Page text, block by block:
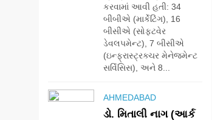
કરવામાં આવી હતી: 34
બીબીએ (માર્કેટિંગ), 16
બીસીએ (સોફ્ટવેર
ડેવલપમેન્ટ), 7 બીસીએ
(ઇન્ફ્રાસ્ટ્રક્ચર મેનેજમેન્ટ
સર્વિસિસ), અને 8...
AHMEDABAD
ડો. મિતાલી નાગ (આર્ક